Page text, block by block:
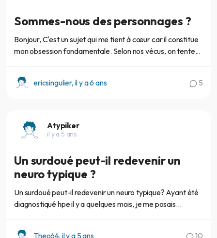
Sommes-nous des personnages ?
Bonjour, C'est un sujet qui me tient à cœur car il constitue
mon obsession fondamentale. Selon nos vécus, on tente...
ericsingulier, il y a 6 ans 5
Atypiker
il y a 5 ans
Un surdoué peut-il redevenir un
neuro typique ?
Un surdoué peut-il redevenir un neuro typique? Ayant été
diagnostiqué hpe il y a quelques mois, je me posais...
Theo64, il y a 5 ans 10